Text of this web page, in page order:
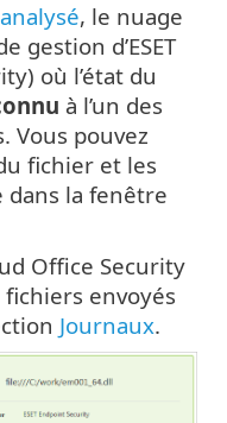
analysé, le nuage
gestion d’ESET
où l’état du
à l’un des
Vous pouvez
fichier et les
dans la fenêtre
Office Security
envoyés
Journaux.